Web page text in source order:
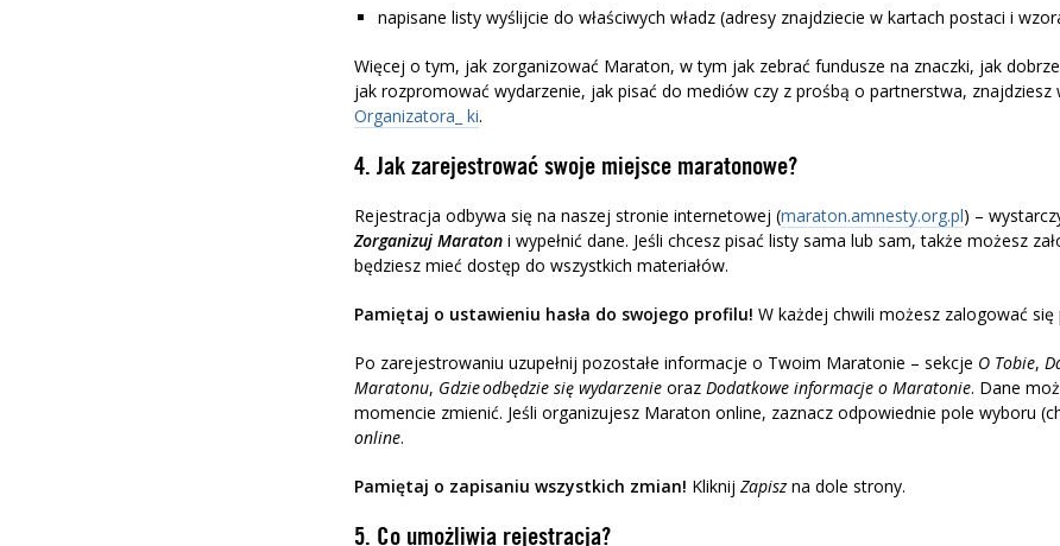
napisane listy wyślijcie do właściwych władz (adresy znajdziecie w kartach postaci i
Więcej o tym, jak zorganizować Maraton, w tym jak zebrać fundusze na znaczki, jak
jak rozpromować wydarzenie, jak pisać do mediów czy z prośbą o partnerstwa, znajdziesz
Organizatora_ ki.
4. Jak zarejestrować swoje miejsce maratonowe?
Rejestracja odbywa się na naszej stronie internetowej (maraton.amnesty.org.pl) –
Zorganizuj Maratoni wypełnić dane. Jeśli chcesz pisać listy sama lub sam, także możesz
będziesz mieć dostęp do wszystkich materiałów.
Pamiętaj o ustawieniu hasła do swojego profilu! W każdej chwili możesz zalogować
Po zarejestrowaniu uzupełnij pozostałe informacje o Twoim Maratonie – sekcje O Tobie,
Maratonu, Gdzie odbędzie się wydarzenieoraz Dodatkowe informacje o Maratonie. Dane
momencie zmienić. Jeśli organizujesz Maraton online, zaznacz odpowiednie pole wyboru
online.
Pamiętaj o zapisaniu wszystkich zmian! Kliknij Zapiszna dole strony.
5. Co umożliwia rejestracja?